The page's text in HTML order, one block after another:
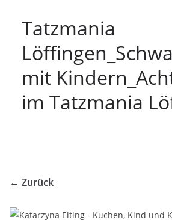
Tatzmania
mit
im Tatzmania
← Zurück